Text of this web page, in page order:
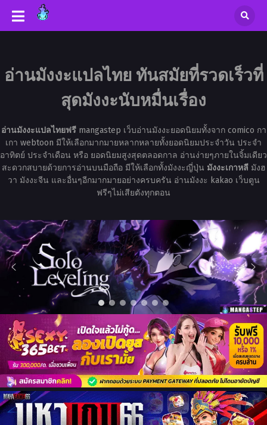
อ่านมังงะแปลไทย ทันสมัยที่รวดเร็วที่
สุดมังงะนับหมื่นเรื่อง
อ่านมังงะแปลไทยฟรีmangastep เว็บอ่านมังงะยอดนิยมทั้งจาก comico กา
เกา webtoon มีให้เลือกมากมายหลากหลายทั้งยอดนิยมประจำวัน ประจำ
อาทิตย์ ประจำเดือน หรือ ยอดนิยมสูงสุดตลอดกาล อ่านง่ายๆภายในจิ้มเดียว
สะดวกสบายด้วยการอ่านบนมือถือ มีให้เลือกทั้งมังงะญี่ปุ่น มังงะเกาหลีมังฮ
วา มังงะจีน และอื่นๆอีกมากมายอย่างครบครัน อ่านมังงะ kakao เว็บตูน
ฟรีๆไม่เสียตังทุกตอน